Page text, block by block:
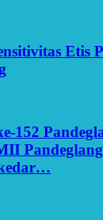
Etis
152